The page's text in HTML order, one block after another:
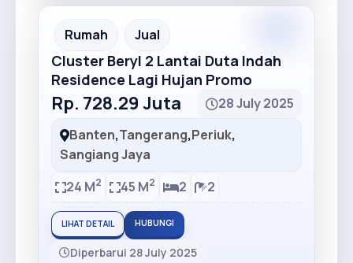
Recommended
Rumah Jual
Cluster Beryl 2 Lantai Duta Indah
Residence Lagi Hujan Promo
Rp. 728.29 Juta
28 July 2025
Banten,Tangerang,Periuk,
Sangiang Jaya
24 M2 45 M2 2 2
LIHAT DETAIL HUBUNGI
Diperbarui 28 July 2025